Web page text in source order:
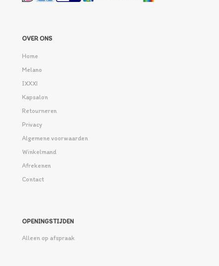
OVER ONS
Home
Melano
IXXXI
Kapsalon
Retourneren
Privacy
Algemene voorwaarden
Winkelmand
Afrekenen
Contact
OPENINGSTIJDEN
Alleen op afspraak